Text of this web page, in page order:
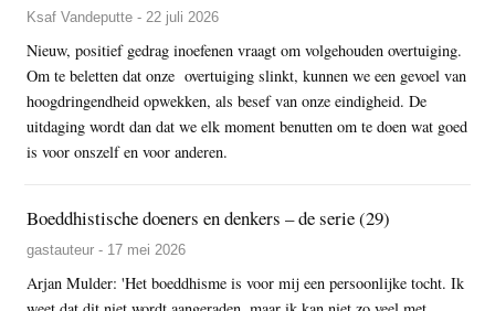
Ksaf Vandeputte - 22 juli 2026
Nieuw, positief gedrag inoefenen vraagt om volgehouden overtuiging.
Om te beletten dat onze overtuiging slinkt, kunnen we een gevoel van
hoogdringendheid opwekken, als besef van onze eindigheid. De
uitdaging wordt dan dat we elk moment benutten om te doen wat goed
is voor onszelf en voor anderen.
Boeddhistische doeners en denkers – de serie (29)
gastauteur - 17 mei 2026
Arjan Mulder: 'Het boeddhisme is voor mij een persoonlijke tocht. Ik